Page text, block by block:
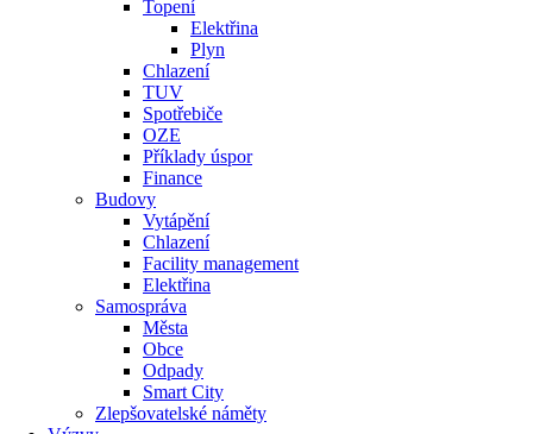
Topení
Elektřina
Plyn
Chlazení
TUV
Spotřebiče
OZE
Příklady úspor
Finance
Budovy
Vytápění
Chlazení
Facility management
Elektřina
Samospráva
Města
Obce
Odpady
Smart City
Zlepšovatelské náměty